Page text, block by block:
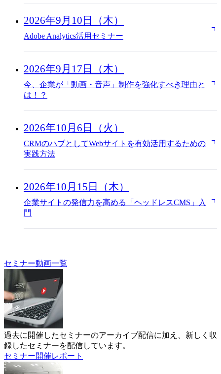
2026年9月10日（木）
Adobe Analytics活用セミナー
2026年9月17日（木）
今、企業が「動画・音声」制作を強化すべき理由と
は！？
2026年10月6日（火）
CRMのハブとしてWebサイトを有効活用するための
実践方法
2026年10月15日（木）
企業サイトの発信力を高める「ヘッドレスCMS」入
門
セミナー動画一覧
過去に開催したセミナーのアーカイブ配信に加え、新しく収
録したセミナーを配信しています。
セミナー開催レポート